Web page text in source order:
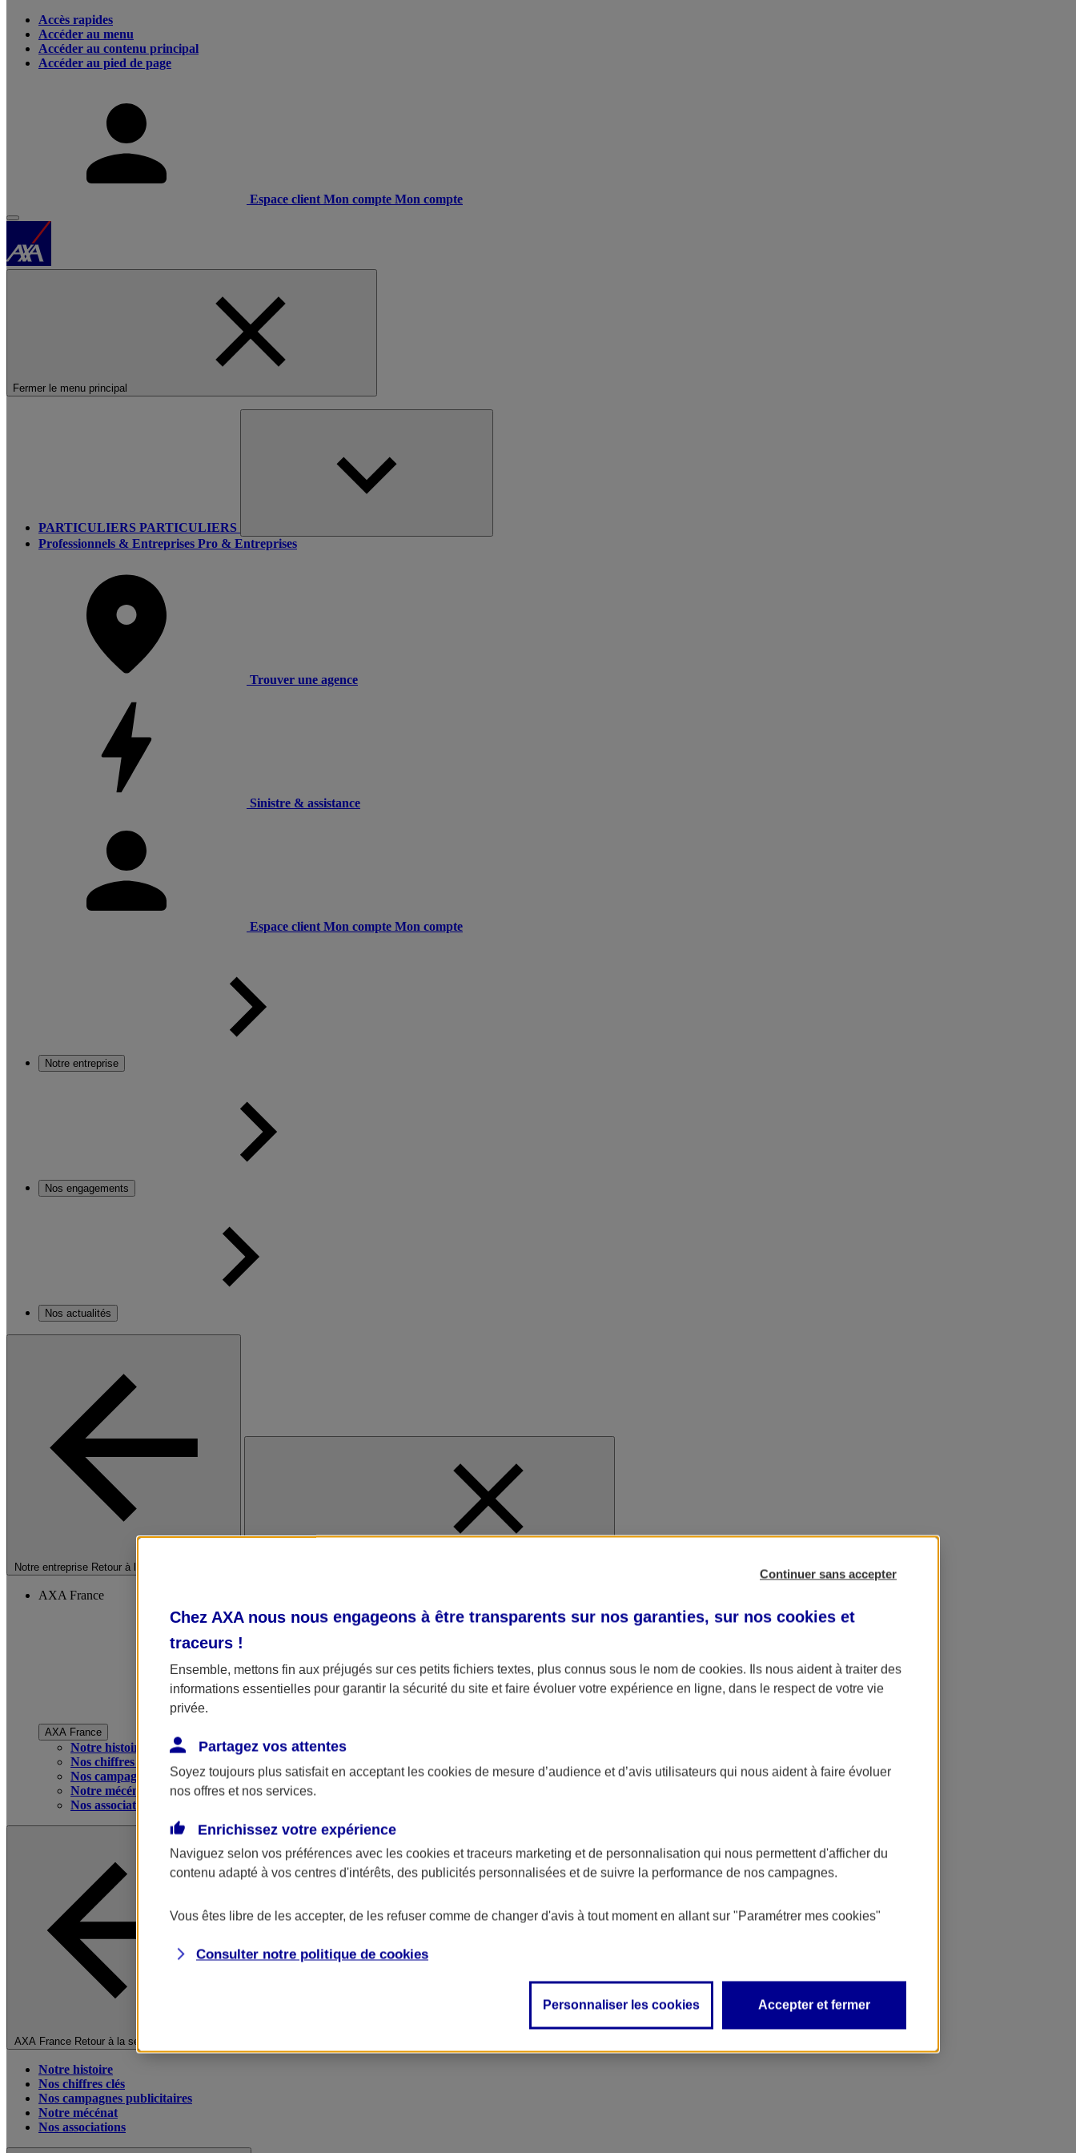
Accès rapides
Accéder au menu
Accéder au contenu principal
Accéder au pied de page
Espace client Mon compte Mon compte
Fermer le menu principal
PARTICULIERS PARTICULIERS
Professionnels & Entreprises Pro & Entreprises
Trouver une agence
Sinistre & assistance
Espace client Mon compte Mon compte
Notre entreprise
Nos engagements
Nos actualités
Notre entreprise Retour à la section précédente
AXA France
AXA France
Notre histoire
Nos chiffres clés
Nos campagnes publicitaires
Notre mécénat
Nos associations
AXA France Retour à la section précédente
Notre histoire
Nos chiffres clés
Nos campagnes publicitaires
Notre mécénat
Nos associations
Continuer sans accepter
Chez AXA nous nous engageons à être transparents sur nos garanties, sur nos cookies et
traceurs !
Ensemble, mettons fin aux préjugés sur ces petits fichiers textes, plus connus sous le nom de cookies. Ils nous aident à traiter des
informations essentielles pour garantir la sécurité du site et faire évoluer votre expérience en ligne, dans le respect de votre vie
privée.
Partagez vos attentes
Soyez toujours plus satisfait en acceptant les cookies de mesure d’audience et d’avis utilisateurs qui nous aident à faire évoluer
nos offres et nos services.
Enrichissez votre expérience
Naviguez selon vos préférences avec les cookies et traceurs marketing et de personnalisation qui nous permettent d'afficher du
contenu adapté à vos centres d'intérêts, des publicités personnalisées et de suivre la performance de nos campagnes.
Vous êtes libre de les accepter, de les refuser comme de changer d'avis à tout moment en allant sur "Paramétrer mes cookies"
Consulter notre politique de cookies
Personnaliser les cookies Accepter et fermer